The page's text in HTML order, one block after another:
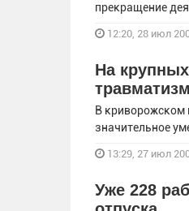
прекращение
12:20, 28 июл
На
В криворожском
значительное
13:29, 27 июл
Уже 228